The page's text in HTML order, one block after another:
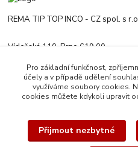
REMA TIP TOP INCO - CZ spol. s
Vídeňská 110, Brno 619 00
Po-Čt 8:00-16:00 h. Pa 8:00-13:30 h.
rematiptop@rematiptop.cz
Pro základní funkčnost,
účely a v případě udělení
využíváme soubory cookies.
cookies můžete kdykoli upravit
Přijmout nezbytné